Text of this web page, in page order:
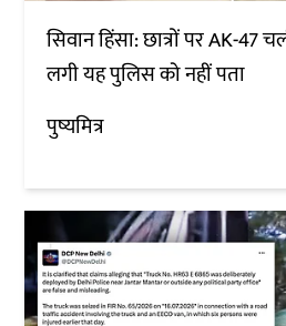
सिवान हिंसा: छात्रों पर AK-47
लगी यह पुलिस को नहीं पता
पुष्यमित्र